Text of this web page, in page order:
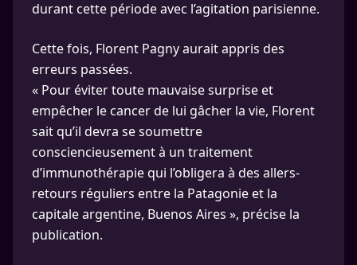
durant cette période avec l’agitation parisienne.
Cette fois, Florent Pagny aurait appris des
erreurs passées.
« Pour éviter toute mauvaise surprise et
empêcher le cancer de lui gâcher la vie, Florent
sait qu’il devra se soumettre
consciencieusement à un traitement
d’immunothérapie qui l’obligera à des allers-
retours réguliers entre la Patagonie et la
capitale argentine, Buenos Aires », précise la
publication.